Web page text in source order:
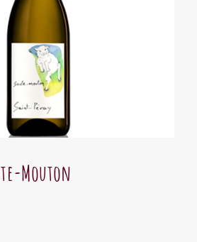
Mouton